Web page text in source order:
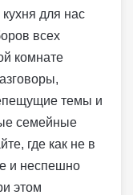
для нас
всех
комнате
темы и
семейные
где как не в
и неспешно
этом